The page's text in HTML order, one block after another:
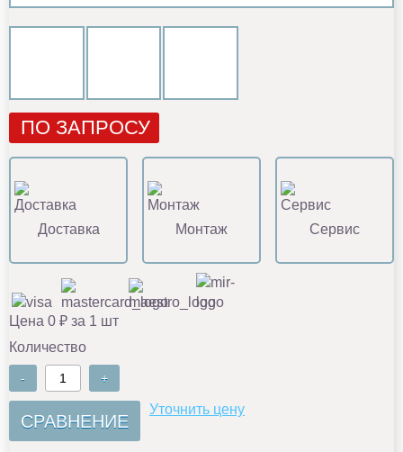
ПО ЗАПРОСУ
Доставка Монтаж Сервис
Цена 0 ₽ за 1 шт
Количество
- +
СРАВНЕНИЕ
Уточнить цену